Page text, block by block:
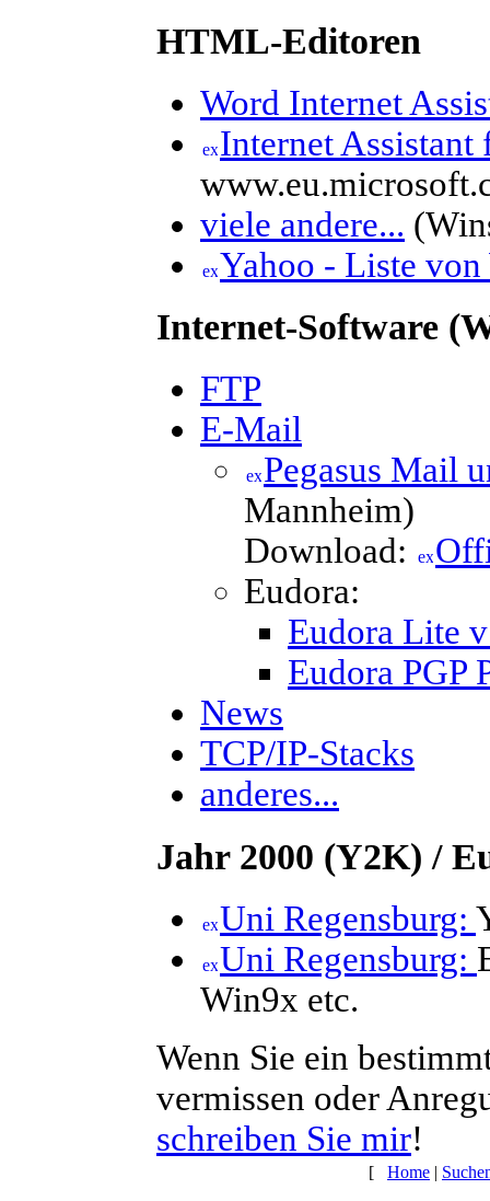
HTML-Editoren
Word Internet
Internet
viele andere...
Yahoo - Liste von
Internet-Software
FTP
E-Mail
Pegasus Mail
Mannheim)
Download:
Eudora:
Eudora Lite
Eudora PGP
News
TCP/IP-Stacks
anderes...
Jahr 2000 (Y2K) /
Uni Regensburg:
Uni Regensburg:
Win9x etc.
Wenn Sie ein
vermissen oder
schreiben Sie mir!
[ Home |